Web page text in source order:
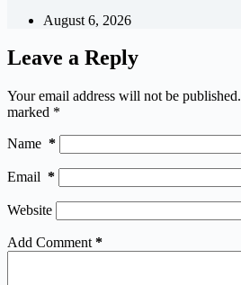
August 6, 2026
Leave a Reply
Your email address will not be published.
marked *
Name *
Email *
Website
Add Comment *